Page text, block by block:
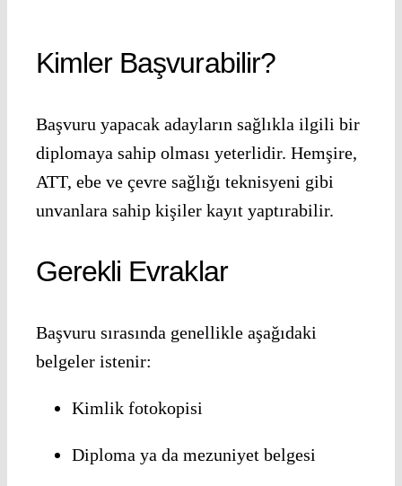
Kimler Başvurabilir?
Başvuru yapacak adayların sağlıkla ilgili bir
diplomaya sahip olması yeterlidir. Hemşire,
ATT, ebe ve çevre sağlığı teknisyeni gibi
unvanlara sahip kişiler kayıt yaptırabilir.
Gerekli Evraklar
Başvuru sırasında genellikle aşağıdaki
belgeler istenir:
Kimlik fotokopisi
Diploma ya da mezuniyet belgesi